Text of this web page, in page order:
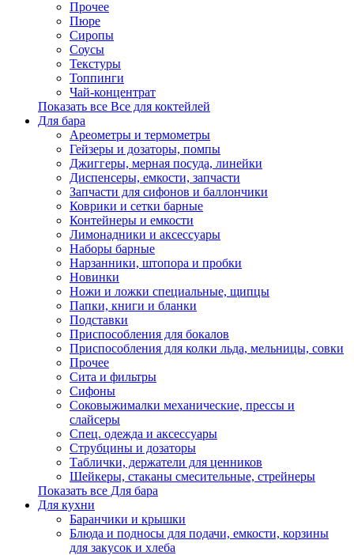
Прочее
Пюре
Сиропы
Соусы
Текстуры
Топпинги
Чай-концентрат
Показать все Все для коктейлей
Для бара
Ареометры и термометры
Гейзеры и дозаторы, помпы
Джиггеры, мерная посуда, линейки
Диспенсеры, емкости, запчасти
Запчасти для сифонов и баллончики
Коврики и сетки барные
Контейнеры и емкости
Лимонадники и аксессуары
Наборы барные
Нарзанники, штопора и пробки
Новинки
Ножи и ложки специальные, щипцы
Папки, книги и бланки
Подставки
Приспособления для бокалов
Приспособления для колки льда, мельницы, совки
Прочее
Сита и фильтры
Сифоны
Соковыжималки механические, прессы и
слайсеры
Спец. одежда и аксессуары
Струбцины и дозаторы
Таблички, держатели для ценников
Шейкеры, стаканы смесительные, стрейнеры
Показать все Для бара
Для кухни
Баранчики и крышки
Блюда и подносы для подачи, емкости, корзины
для закусок и хлеба